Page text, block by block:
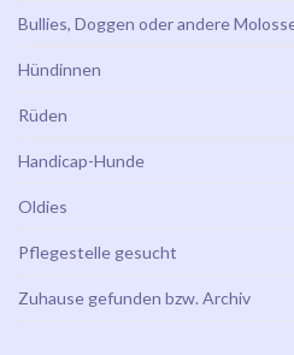
Bullies, Doggen oder andere
Hündinnen
Rüden
Handicap-Hunde
Oldies
Pflegestelle gesucht
Zuhause gefunden bzw. Archiv